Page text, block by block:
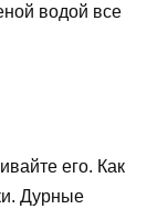
водой все
его. Как
Дурные